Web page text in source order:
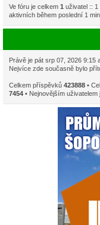
Ve fóru je celkem 1 uživatel ::
aktivních během poslední 1
Právě je pát srp 07, 2026 9:15
Nejvíce zde současně bylo
Celkem příspěvků 423888 •
7454 • Nejnovějším uživatelem